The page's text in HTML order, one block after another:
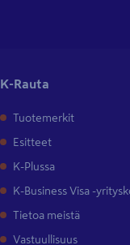
K-Rauta
Tuotemerkit
Esitteet
K-Plussa
K-Business Visa -
Tietoa meistä
Vastuullisuus